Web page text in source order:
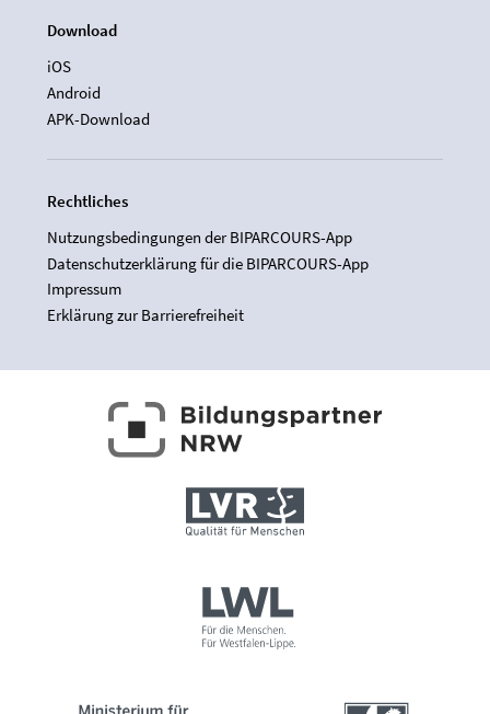
Download
iOS
Android
APK-Download
Rechtliches
Nutzungsbedingungen der BIPARCOURS-App
Datenschutzerklärung für die BIPARCOURS-App
Impressum
Erklärung zur Barrierefreiheit